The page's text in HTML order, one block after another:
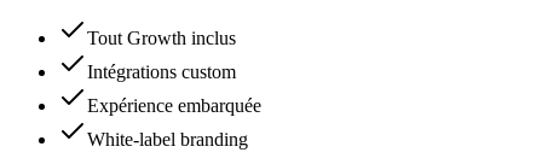
Tout Growth inclus
Intégrations custom
Expérience embarquée
White-label branding